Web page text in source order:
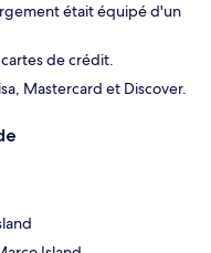
était équipé d'un
de crédit.
Mastercard et Discover.